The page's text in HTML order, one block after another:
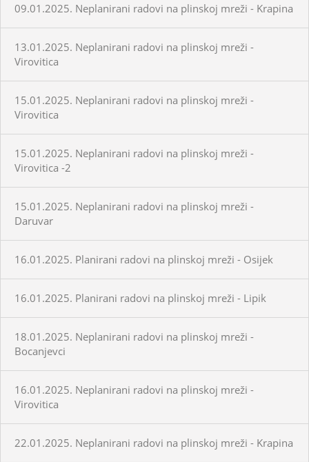
09.01.2025. Neplanirani radovi na plinskoj mreži - Krapina
13.01.2025. Neplanirani radovi na plinskoj mreži -
Virovitica
15.01.2025. Neplanirani radovi na plinskoj mreži -
Virovitica
15.01.2025. Neplanirani radovi na plinskoj mreži -
Virovitica -2
15.01.2025. Neplanirani radovi na plinskoj mreži -
Daruvar
16.01.2025. Planirani radovi na plinskoj mreži - Osijek
16.01.2025. Planirani radovi na plinskoj mreži - Lipik
18.01.2025. Neplanirani radovi na plinskoj mreži -
Bocanjevci
16.01.2025. Neplanirani radovi na plinskoj mreži -
Virovitica
22.01.2025. Neplanirani radovi na plinskoj mreži - Krapina